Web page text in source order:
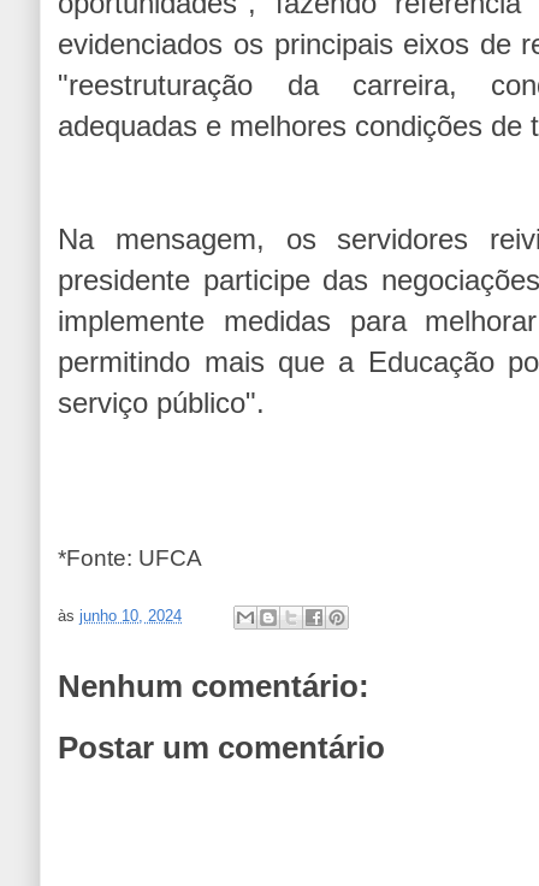
evidenciados os principais eixos de
"reestruturação da carreira,
adequadas e melhores condições de
Na mensagem, os servidores
presidente participe das
implemente medidas para
permitindo mais que a Educação
serviço público".
*Fonte: UFCA
àsjunho 10, 2024
Nenhum comentário:
Postar um comentário